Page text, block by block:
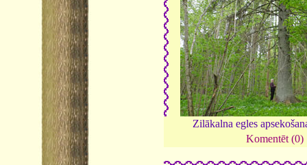
Zilākalna egles
Komentēt (0)